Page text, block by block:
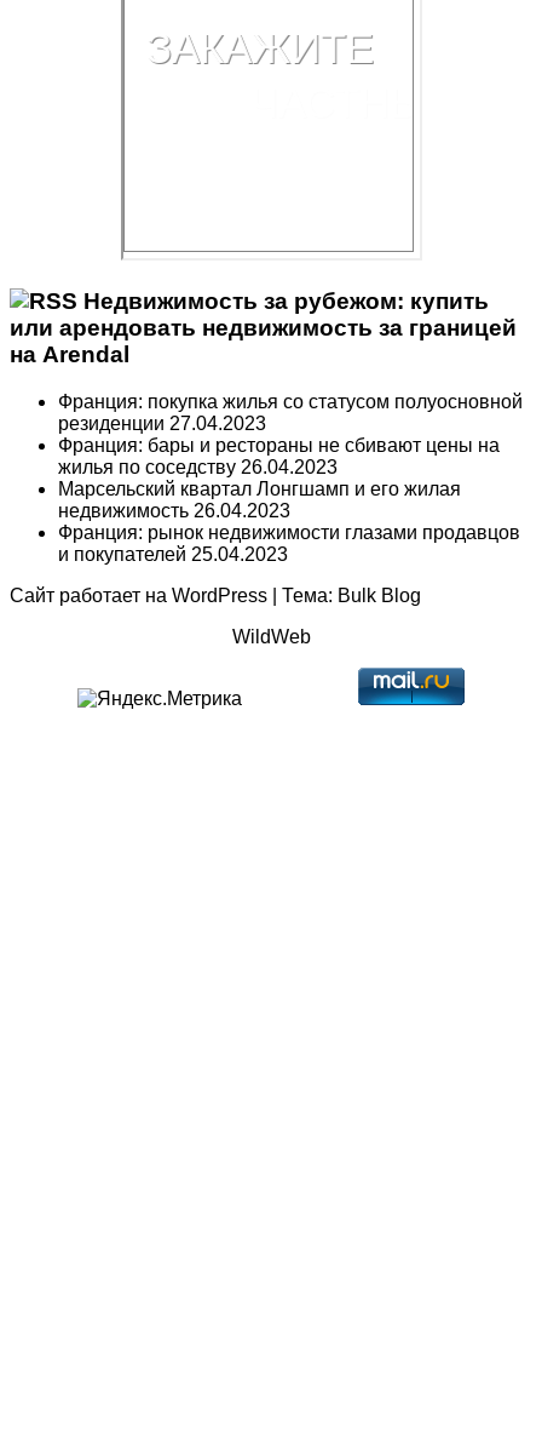
Недвижимость за рубежом: купить
или арендовать недвижимость за границей
на Arendal
Франция: покупка жилья со статусом полуосновной
резиденции 27.04.2023
Франция: бары и рестораны не сбивают цены на
жилья по соседству 26.04.2023
Марсельский квартал Лонгшамп и его жилая
недвижимость 26.04.2023
Франция: рынок недвижимости глазами продавцов
и покупателей 25.04.2023
Сайт работает на WordPress Тема: Bulk Blog
WildWeb